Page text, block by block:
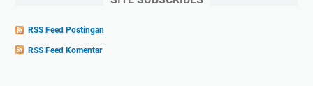
RSS Feed Postingan
RSS Feed Komentar